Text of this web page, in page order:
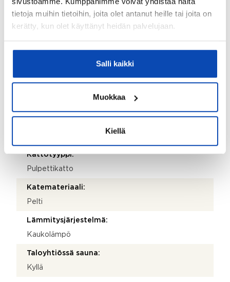
tietoja muihin tietoihin, joita olet antanut heille tai joita on
kerätty, kun olet käyttänyt heidän palvelujaan.
Salli kaikki
Muokkaa
Kiellä
jyrki.leppilahti@gmail.com
Puhelinnumero:
Kattotyyppi:
Pulpettikatto
Katemateriaali:
Pelti
Lämmitysjärjestelmä:
Kaukolämpö
Taloyhtiössä sauna:
Kyllä